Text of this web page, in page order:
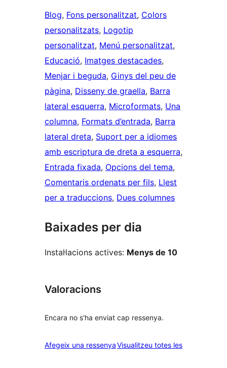
Blog, Fons personalitzat, Colors
personalitzats, Logotip
personalitzat, Menú personalitzat
Educació, Imatges destacades
Menjar i beguda, Ginys del peu de
pàgina, Disseny de graella, Barra
lateral esquerra, Microformats, Una
columna, Formats d’entrada, Barra
lateral dreta, Suport per a idiomes
amb escriptura de dreta a esquerra
Entrada fixada, Opcions del tema
Comentaris ordenats per fils, Llest
per a traduccions, Dues columnes
Baixades per dia
Instal·lacions actives: Menys de 10
Valoracions
Encara no s'ha enviat cap ressenya.
Afegeix una ressenyaVisualitzeu totes lesressenyes